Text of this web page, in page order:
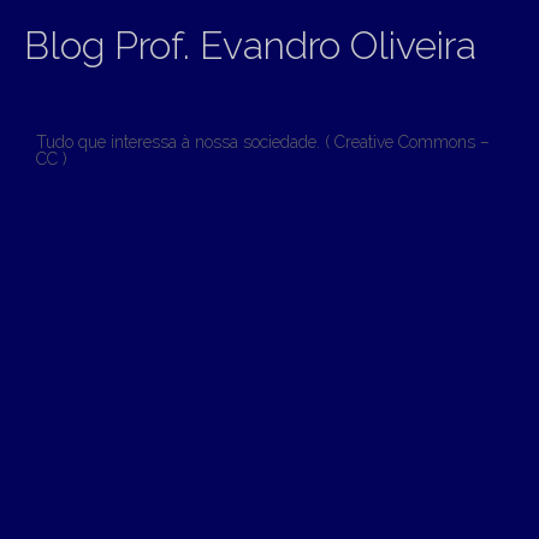
Blog Prof. Evandro Oliveira
Tudo que interessa à nossa sociedade. ( Creative Commons –
CC )